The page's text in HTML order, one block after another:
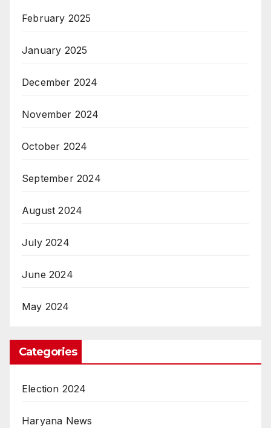
February 2025
January 2025
December 2024
November 2024
October 2024
September 2024
August 2024
July 2024
June 2024
May 2024
Categories
Election 2024
Haryana News